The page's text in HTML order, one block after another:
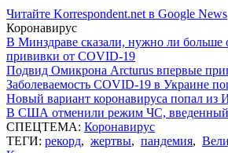
Читайте Korrespondent.net в Google News
Коронавирус
В Минздраве сказали, нужно ли больше
прививки от COVID-19
Подвид Омикрона Arcturus впервые
Заболеваемость COVID-19 в Украине
Новый вариант коронавируса попал из
В США отменили режим ЧС, введенный
СПЕЦТЕМА: Коронавирус
ТЕГИ: рекорд, жертвы, пандемия,